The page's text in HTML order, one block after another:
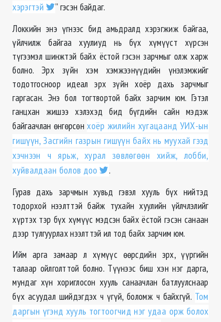
хэрэгтэй
” гэсэн байдаг.
Локкийн энэ үгнээс бид амьдралд хэрэгжиж байгаа,
үйлчилж байгаа хуулиуд нь бүх хүмүүст хүрсэн
түгээмэл шинжтэй байх ёстой гэсэн зарчмыг олж харж
болно. Эрх зүйн хэм хэмжээнүүдийн үнэлэмжийг
тодотгосноор идеал эрх зүйн хоёр дахь зарчмыг
гаргасан. Энэ бол тогтвортой байх зарчим юм. Гэтэл
ганцхан жишээ хэлэхэд бид бүгдийн сайн мэдэж
байгаачлан өнгөрсөнхоёр жилийн хугацаанд УИХ-ын
гишүүн, Засгийн газрын гишүүн байх нь муухай гээд
хэчнээн ч ярьж, хурал зөвлөгөөн хийж, лобби,
хуйвалдаан болов доо
.
Гурав дахь зарчмын хувьд гэвэл хууль бүх нийтэд
тодорхой нээлттэй байж тухайн хуулийн үйлчлэлийг
хүртэх тэр бүх хүмүүс мэдсэн байх ёстой гэсэн санаан
дээр тулгуурлах нээлттэй ил тод байх зарчим юм.
Ийм арга замаар л хүмүүс өөрсдийн эрх, үүргийн
талаар ойлголттой болно. Түүнээс биш хэн нэг дарга,
мундаг хүн хориглосон хууль санаачлан батлуулснаар
бүх асуудал шийдэгдэх ч үгүй, боломж ч байхгүй. Том
даргын үгэнд хууль тогтоогчид нэг удаа орж болох